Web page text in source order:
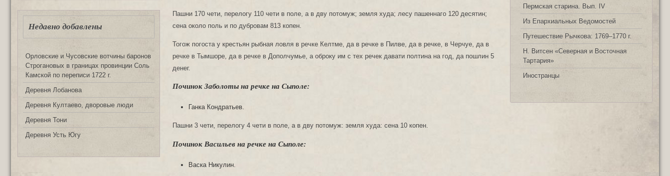
Недавно добавлены
Орловские и Чусовские вотчины баронов
Строгановых в границах провинции Соль
Камской по переписи 1722 г.
Деревня Лобанова
Деревня Култаево, дворовые люди
Деревня Тони
Деревня Усть Югу
Пашни 170 чети, перелогу 110 чети в поле, а в дву потомуж; земля худа; лесу пашеннаго 120 десятин;
сена около поль и по дубровам 813 копен.
Тогож погоста у крестьян рыбная ловля в речке Келтме, да в речке в Пилве, да в речке, в Черчуе, да в
речке в Тымшоре, да в речке в Дополчумье, а оброкy им с тех речек давати полтина на год, да пошлин 5
денег.
Починок Заболоты на речке на Сыполе:
Ганка Кондратьев.
Пашни 3 чети, перелогу 4 чети в поле, а в дву потомуж: земля худа: сена 10 копен.
Починок Васильев на речке на Сыполе:
Васка Никулин.
Пермская старина. Вып. IV
Из Епархиальных Ведомостей
Путешествие Рычкова: 1769‒1770 г.
Н. Витсен «Северная и Восточная
Тартария»
Иностранцы